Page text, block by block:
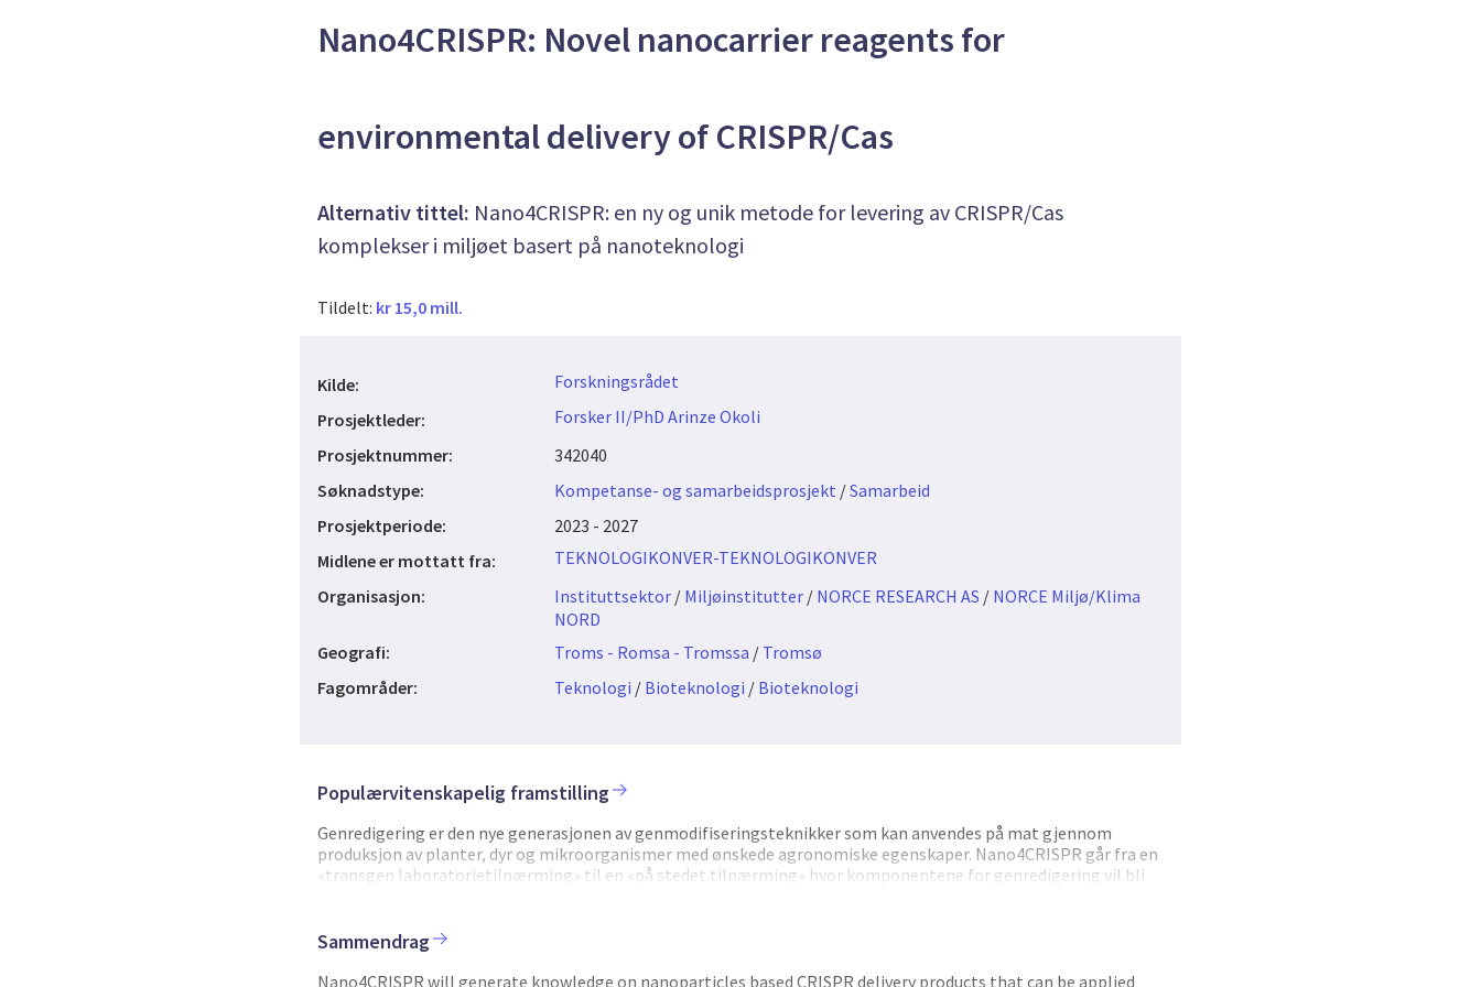
Nano4CRISPR: Novel nanocarrier reagents for
environmental delivery of CRISPR/Cas
Alternativ tittel: Nano4CRISPR: en ny og unik metode for levering av CRISPR/Cas
komplekser i miljøet basert på nanoteknologi
Tildelt: kr 15,0 mill.
Kilde:
Forskningsrådet
Prosjektleder:
Forsker II/PhD Arinze Okoli
Prosjektnummer:
342040
Søknadstype:
Kompetanse- og samarbeidsprosjekt /Samarbeid
Prosjektperiode:
2023 - 2027
Midlene er mottatt fra:
TEKNOLOGIKONVER-TEKNOLOGIKONVER
Organisasjon:
Instituttsektor/ Miljøinstitutter/ NORCE RESEARCH AS / NORCE Miljø/Klima
NORD
Geografi:
Troms - Romsa - Tromssa / Tromsø
Fagområder:
Teknologi / Bioteknologi / Bioteknologi
Populærvitenskapelig framstilling
Genredigering er den nye generasjonen av genmodifiseringsteknikker som kan anvendes på mat gjennom
produksjon av planter, dyr og mikroorganismer med ønskede agronomiske egenskaper. Nano4CRISPR går fra en
«transgen laboratorietilnærming» til en «på stedet tilnærming» hvor komponentene for genredigering vil bli
genredigering av planter. Denne plattformen er unik i sin kombinasjon av nano- og genteknologi og er derfor
velegnet til bruk i den banebrytende teknologien som skal benyttes for transport av nanoCRISPR-konjugater
og representerer en signifikant fordel over de eksisterende metodene for genteknologi. Målrettet design av
Sammendrag
Nano4CRISPR will generate knowledge on nanoparticles based CRISPR delivery products that can be applied